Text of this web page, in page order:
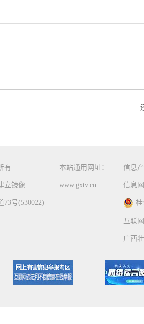
有
立镜像
73号(530022)
本站通用网址：
www.gxtv.cn
信息
信息
桂
互联
广西